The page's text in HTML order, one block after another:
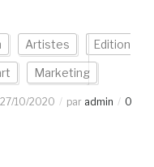
Artistes Edition
Marketing
27/10/2020 par admin
0